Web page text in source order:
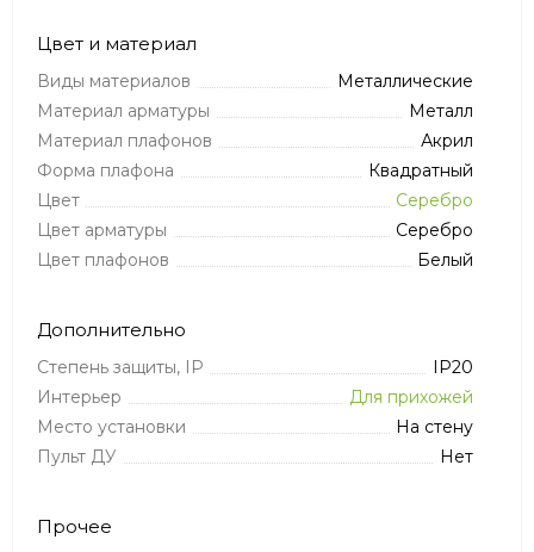
Цвет и материал
Виды материалов
Металлические
Материал арматуры
Металл
Материал плафонов
Акрил
Форма плафона
Квадратный
Цвет
Серебро
Цвет арматуры
Серебро
Цвет плафонов
Белый
Дополнительно
Степень защиты, IP
IP20
Интерьер
Для прихожей
Место установки
На стену
Пульт ДУ
Нет
Прочее